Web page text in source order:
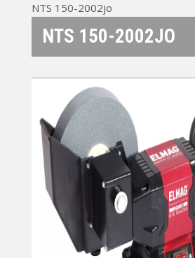
NTS 150-2002jo
NTS 150-2002JO